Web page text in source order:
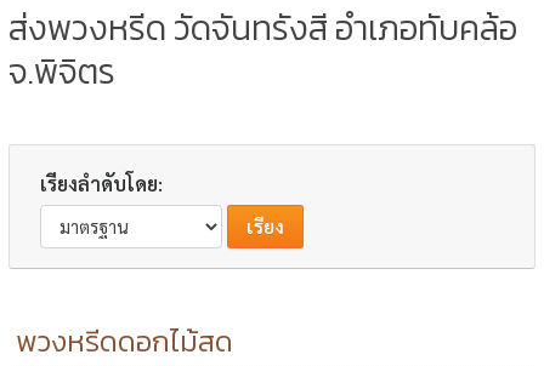
ส่งพวงหรีด วัดจันทรังสี อำเภอทับคล้อ
จ.พิจิตร
เรียงลำดับโดย:
พวงหรีดดอกไม้สด